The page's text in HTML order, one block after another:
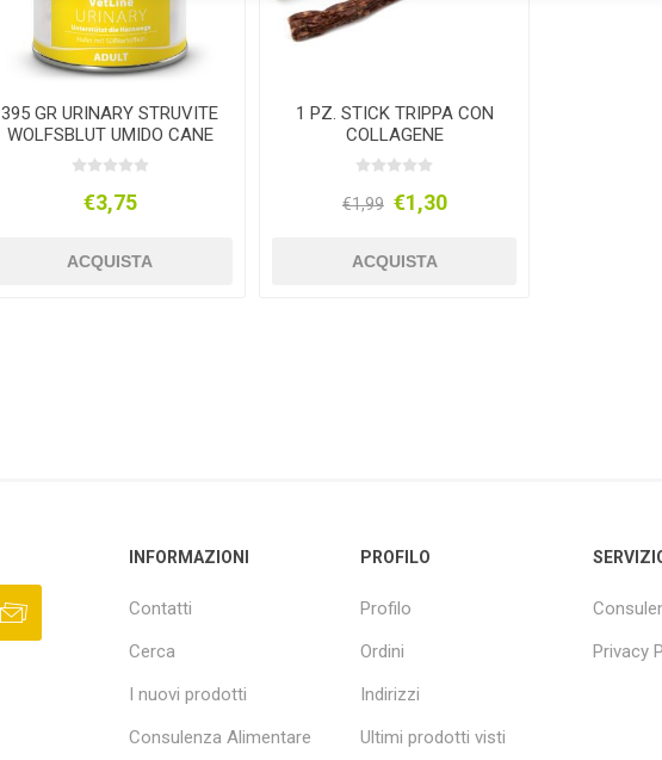
395 GR URINARY STRUVITE
WOLFSBLUT UMIDO CANE
€3,75
ACQUISTA
1 PZ. STICK TRIPPA CON
COLLAGENE
€1,99 €1,30
ACQUISTA
INFORMAZIONI
Contatti
Cerca
I nuovi prodotti
Consulenza Alimentare
PROFILO
Profilo
Ordini
Indirizzi
Ultimi prodotti visti
Privacy